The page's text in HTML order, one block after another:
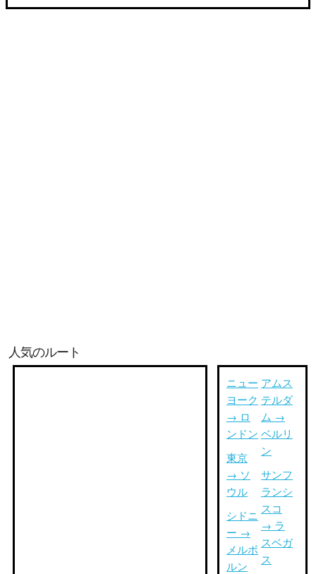
人気のルート
ニュー
ヨーク
→ ロ
ンドン
東京
→ ソ
ウル
シドニ
ー →
メルボ
ルン
アムス
テルダ
ム →
ベルリ
ン
サンフ
ランシ
スコ
→ ラ
スベガ
ス